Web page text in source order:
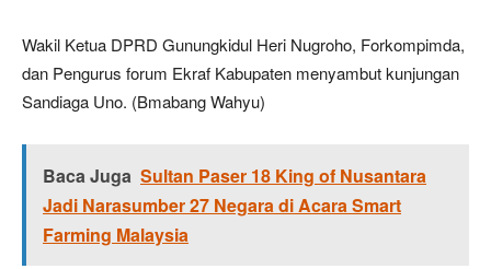
Wakil Ketua DPRD Gunungkidul Heri Nugroho, Forkompimda,
dan Pengurus forum Ekraf Kabupaten menyambut kunjungan
Sandiaga Uno. (Bmabang Wahyu)
Baca Juga Sultan Paser 18 King of Nusantara
Jadi Narasumber 27 Negara di Acara Smart
Farming Malaysia